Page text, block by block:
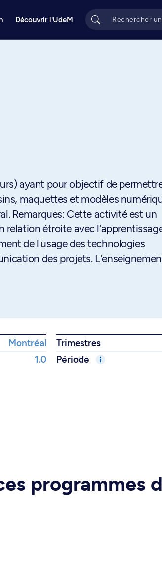
Découvrir l'UdeM
ayant pour objectif de
maquettes et modèles
Remarques: Cette activité est un
relation étroite avec
de l'usage des technologies
des projets.
Montréal Trimestres
1.0 Période
programmes